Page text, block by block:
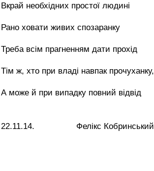
Вкрай необхідних простої людині
Рано ховати живих спозаранку
Треба всім прагненням дати прохід
Тім ж, хто при владі навпак прочуханку,
А може й при випадку повний відвід
22.11.14. Фелікс Кобринський